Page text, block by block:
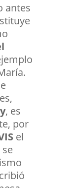
antes
, es
por
el